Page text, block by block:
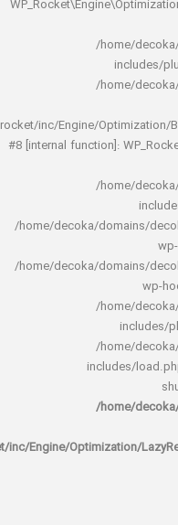
/
/
rocket/inc/Engine/
#8 [internal
/
/home/decoka/
/home/decoka/
/
/
/
rocket/inc/Engine/